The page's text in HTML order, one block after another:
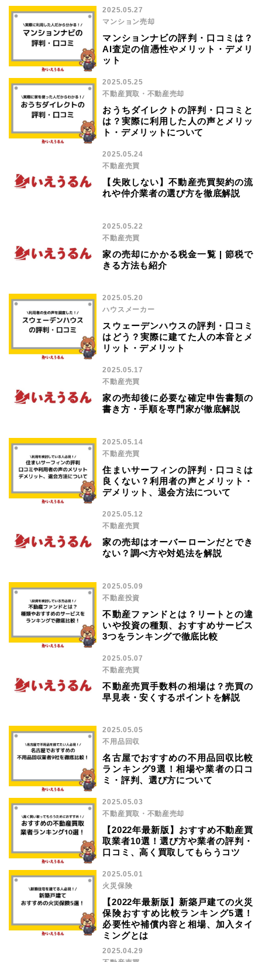
マンションナビの評判・口コミは？
AI査定の信憑性やメリット・デメリ
ット
2025.05.27
マンション売却
おうちダイレクトの評判・口コミと
は？実際に利用した人の声とメリッ
ト・デメリットについて
2025.05.25
不動産買取・不動産売却
【失敗しない】不動産売買契約の流
れや仲介業者の選び方を徹底解説
2025.05.24
不動産売買
家の売却にかかる税金一覧 | 節税で
きる方法も紹介
2025.05.22
不動産売買
スウェーデンハウスの評判・口コミ
はどう？実際に建てた人の本音とメ
リット・デメリット
2025.05.20
ハウスメーカー
家の売却後に必要な確定申告書類の
書き方・手順を専門家が徹底解説
2025.05.17
不動産売買
住まいサーフィンの評判・口コミは
良くない？利用者の声とメリット・
デメリット、退会方法について
2025.05.14
不動産売買
家の売却はオーバーローンだとでき
ない？調べ方や対処法を解説
2025.05.12
不動産売買
不動産ファンドとは？リートとの違
いや投資の種類、おすすめサービス
3つをランキングで徹底比較
2025.05.09
不動産投資
不動産売買手数料の相場は？売買の
早見表・安くするポイントを解説
2025.05.07
不動産売買
名古屋でおすすめの不用品回収比較
ランキング9選！相場や業者の口コ
ミ・評判、選び方について
2025.05.05
不用品回収
【2022年最新版】おすすめ不動産買
取業者10選！選び方や業者の評判・
口コミ、高く買取してもらうコツ
2025.05.03
不動産買取・不動産売却
【2022年最新版】新築戸建ての火災
保険おすすめ比較ランキング5選！
必要性や補償内容と相場、加入タイ
ミングとは
2025.05.01
火災保険
2025.04.29